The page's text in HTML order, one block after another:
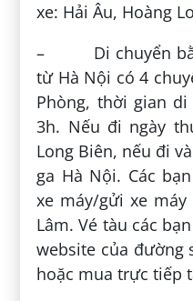
xe: Hải Âu, Hoàng
– Di chuyển
từ Hà Nội có 4
Phòng, thời gian
3h. Nếu đi ngày
Long Biên, nếu đi
ga Hà Nội. Các
xe máy/gửi xe
Lâm. Vé tàu các
website của đường
hoặc mua trực tiếp